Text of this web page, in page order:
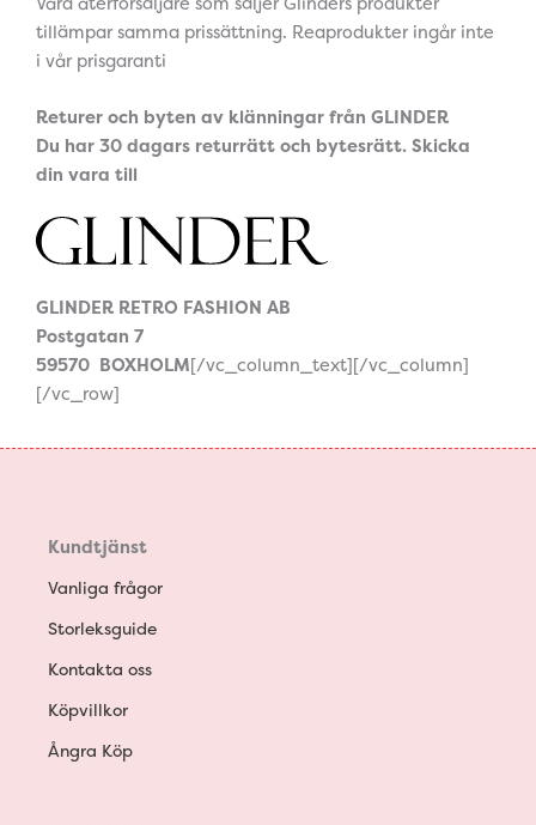
tillämpar samma prissättning. Reaprodukter ingår inte
i vår prisgaranti
Returer och byten av klänningar från GLINDER
Du har 30 dagars returrätt och bytesrätt. Skicka
din vara till
GLINDER RETRO FASHION AB
Postgatan 7
59570 BOXHOLM[/vc_column_text][/vc_column]
[/vc_row]
Kundtjänst
Vanliga frågor
Storleksguide
Kontakta oss
Köpvillkor
Ångra Köp